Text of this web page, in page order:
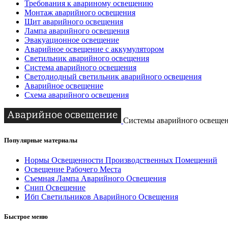
Требования к авариному освещению
Монтаж аварийного освещения
Щит аварийного освещения
Лампа аварийного освещения
Эвакуационное освещение
Аварийное освещение с аккумулятором
Светильник аварийного освещения
Система аварийного освещения
Светодиодный светильник аварийного освещения
Аварийное освещение
Схема аварийного освещения
Системы аварийного
Популярные материалы
Нормы Освещенности Производственных Помещений
Освещение Рабочего Места
Съемная Лампа Аварийного Освещения
Снип Освещение
Ибп Светильников Аварийного Освещения
Быстрое меню